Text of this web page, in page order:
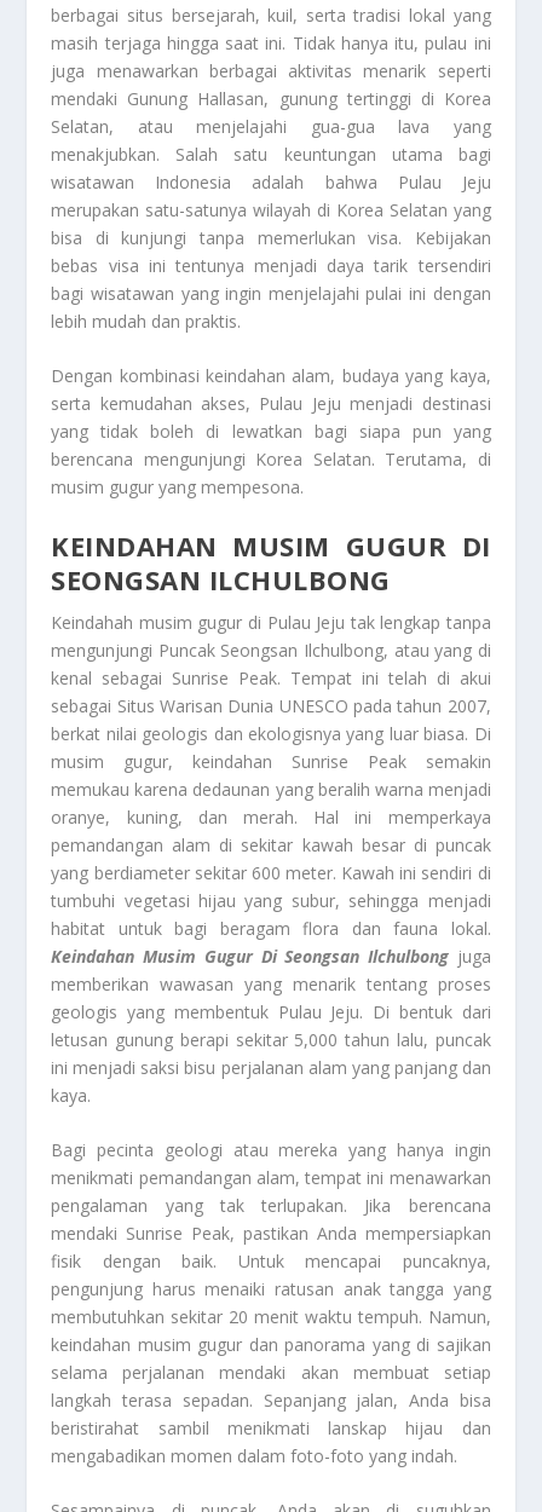
berbagai situs bersejarah, kuil, serta tradisi lokal yang
masih terjaga hingga saat ini. Tidak hanya itu, pulau ini
juga menawarkan berbagai aktivitas menarik seperti
mendaki Gunung Hallasan, gunung tertinggi di Korea
Selatan, atau menjelajahi gua-gua lava yang
menakjubkan. Salah satu keuntungan utama bagi
wisatawan Indonesia adalah bahwa Pulau Jeju
merupakan satu-satunya wilayah di Korea Selatan yang
bisa di kunjungi tanpa memerlukan visa. Kebijakan
bebas visa ini tentunya menjadi daya tarik tersendiri
bagi wisatawan yang ingin menjelajahi pulai ini dengan
lebih mudah dan praktis.
Dengan kombinasi keindahan alam, budaya yang kaya,
serta kemudahan akses, Pulau Jeju menjadi destinasi
yang tidak boleh di lewatkan bagi siapa pun yang
berencana mengunjungi Korea Selatan. Terutama, di
musim gugur yang mempesona.
KEINDAHAN MUSIM GUGUR DI
SEONGSAN ILCHULBONG
Keindahah musim gugur di Pulau Jeju tak lengkap tanpa
mengunjungi Puncak Seongsan Ilchulbong, atau yang di
kenal sebagai Sunrise Peak. Tempat ini telah di akui
sebagai Situs Warisan Dunia UNESCO pada tahun 2007,
berkat nilai geologis dan ekologisnya yang luar biasa. Di
musim gugur, keindahan Sunrise Peak semakin
memukau karena dedaunan yang beralih warna menjadi
oranye, kuning, dan merah. Hal ini memperkaya
pemandangan alam di sekitar kawah besar di puncak
yang berdiameter sekitar 600 meter. Kawah ini sendiri di
tumbuhi vegetasi hijau yang subur, sehingga menjadi
habitat untuk bagi beragam flora dan fauna lokal.
Keindahan Musim Gugur Di Seongsan Ilchulbongjuga
memberikan wawasan yang menarik tentang proses
geologis yang membentuk Pulau Jeju. Di bentuk dari
letusan gunung berapi sekitar 5,000 tahun lalu, puncak
ini menjadi saksi bisu perjalanan alam yang panjang dan
kaya.
Bagi pecinta geologi atau mereka yang hanya ingin
menikmati pemandangan alam, tempat ini menawarkan
pengalaman yang tak terlupakan. Jika berencana
mendaki Sunrise Peak, pastikan Anda mempersiapkan
fisik dengan baik. Untuk mencapai puncaknya,
pengunjung harus menaiki ratusan anak tangga yang
membutuhkan sekitar 20 menit waktu tempuh. Namun,
keindahan musim gugur dan panorama yang di sajikan
selama perjalanan mendaki akan membuat setiap
langkah terasa sepadan. Sepanjang jalan, Anda bisa
beristirahat sambil menikmati lanskap hijau dan
mengabadikan momen dalam foto-foto yang indah.